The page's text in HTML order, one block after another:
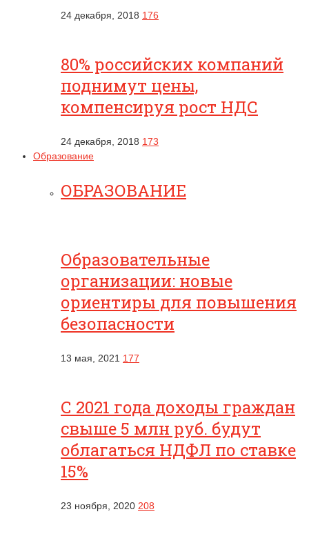
24 декабря, 2018 176
80% российских компаний
поднимут цены,
компенсируя рост НДС
24 декабря, 2018 173
Образование
ОБРАЗОВАНИЕ
Образовательные
организации: новые
ориентиры для повышения
безопасности
13 мая, 2021 177
С 2021 года доходы граждан
свыше 5 млн руб. будут
облагаться НДФЛ по ставке
15%
23 ноября, 2020 208